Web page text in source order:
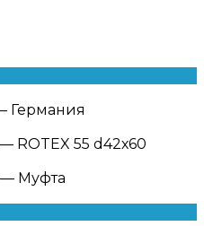
Германия
— ROTEX 55 d42х60
— Муфта